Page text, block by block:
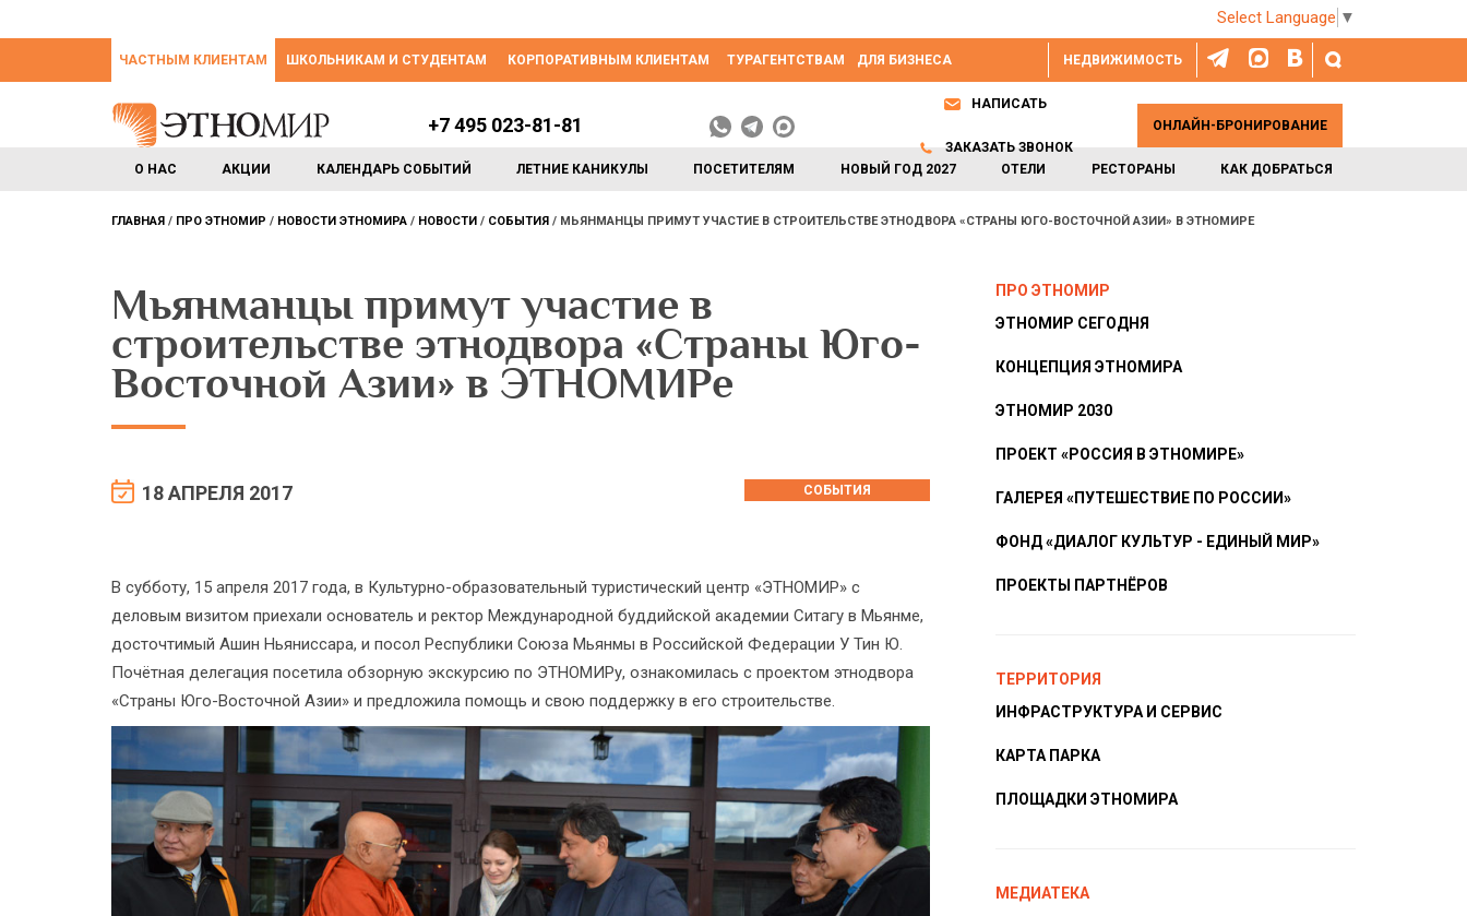
Select Language ▼
НЕДВИЖИМОСТЬ
ЧАСТНЫМ КЛИЕНТАМ ШКОЛЬНИКАМ И СТУДЕНТАМ КОРПОРАТИВНЫМ КЛИЕНТАМ ТУРАГЕНТСТВАМ ДЛЯ БИЗНЕСА
О НАС АКЦИИ КАЛЕНДАРЬ СОБЫТИЙ ЛЕТНИЕ КАНИКУЛЫ ПОСЕТИТЕЛЯМ НОВЫЙ ГОД 2027 ОТЕЛИ РЕСТОРАНЫ КАК ДОБРАТЬСЯ
+7 495 023-81-81
НАПИСАТЬ
ЗАКАЗАТЬ ЗВОНОК
ОНЛАЙН-БРОНИРОВАНИЕ
ГЛАВНАЯ ПРО ЭТНОМИР НОВОСТИ ЭТНОМИРА НОВОСТИ СОБЫТИЯ МЬЯНМАНЦЫ ПРИМУТ УЧАСТИЕ В СТРОИТЕЛЬСТВЕ ЭТНОДВОРА «СТРАНЫ ЮГО-ВОСТОЧНОЙ АЗИИ» В ЭТНОМИРЕ
Мьянманцы примут участие в
строительстве этнодвора «Страны Юго-
Восточной Азии» в ЭТНОМИРе
18 АПРЕЛЯ 2017 СОБЫТИЯ
В субботу, 15 апреля 2017 года, в Культурно-образовательный туристический центр «ЭТНОМИР» с
деловым визитом приехали основатель и ректор Международной буддийской академии Ситагу в Мьянме,
досточтимый Ашин Ньяниссара, и посол Республики Союза Мьянмы в Российской Федерации У Тин Ю.
Почётная делегация посетила обзорную экскурсию по ЭТНОМИРу, ознакомилась с проектом этнодвора
«Страны Юго-Восточной Азии» и предложила помощь и свою поддержку в его строительстве.
ПРО ЭТНОМИР
ЭТНОМИР СЕГОДНЯ
КОНЦЕПЦИЯ ЭТНОМИРА
ЭТНОМИР 2030
ПРОЕКТ «РОССИЯ В ЭТНОМИРЕ»
ГАЛЕРЕЯ «ПУТЕШЕСТВИЕ ПО РОССИИ»
ФОНД «ДИАЛОГ КУЛЬТУР - ЕДИНЫЙ МИР»
ПРОЕКТЫ ПАРТНЁРОВ
ТЕРРИТОРИЯ
ИНФРАСТРУКТУРА И СЕРВИС
КАРТА ПАРКА
ПЛОЩАДКИ ЭТНОМИРА
МЕДИАТЕКА